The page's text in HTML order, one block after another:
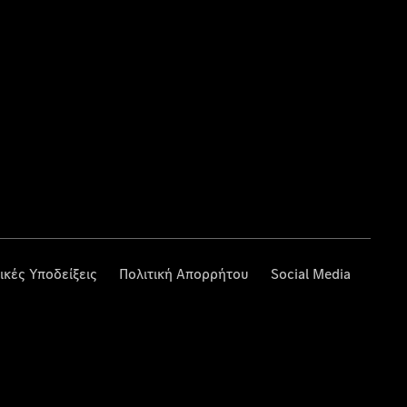
Υποδείξεις Πολιτική Απορρήτου Social Media